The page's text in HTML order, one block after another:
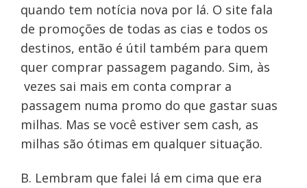
quando tem notícia nova por lá. O site fala
de promoções de todas as cias e todos os
destinos, então é útil também para quem
quer comprar passagem pagando. Sim, às
vezes sai mais em conta comprar a
passagem numa promo do que gastar suas
milhas. Mas se você estiver sem cash, as
milhas são ótimas em qualquer situação.
B. Lembram que falei lá em cima que era